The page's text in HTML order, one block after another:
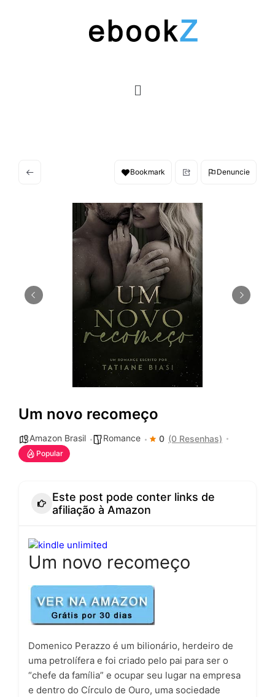
Bookmark Denuncie
Um novo recomeço
Amazon Brasil Romance 0 (0 Resenhas)
Popular
Este post pode conter links de
afiliação à Amazon
Um novo recomeço
Domenico Perazzo é um bilionário, herdeiro de
uma petrolífera e foi criado pelo pai para ser o
“chefe da família” e ocupar seu lugar na empresa
e dentro do Círculo de Ouro, uma sociedade